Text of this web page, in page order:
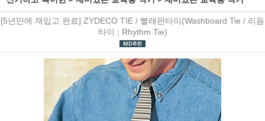
[5년만에 재입고 완료] ZYDECO TIE / 빨래판타이(Washboard Tie / 리듬
타이 ; Rhythm Tie)